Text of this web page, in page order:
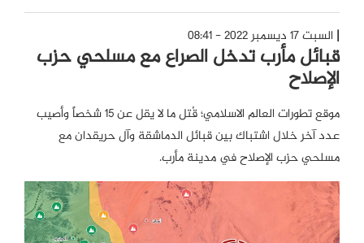
السبت 17 ديسمبر 2022 - 08:41
قبائل مأرب تدخل الصراع مع مسلحي حزب
الإصلاح
موقع تطورات العالم الاسلامي؛ قُتل ما لا يقل عن 15 شخصاً وأصيب
عدد آخر خلال اشتباك بين قبائل الدماشقة وآل حريقدان مع
مسلحي حزب الإصلاح في مدينة مأرب.